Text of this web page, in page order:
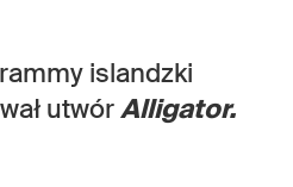
islandzki
utwórAlligator.